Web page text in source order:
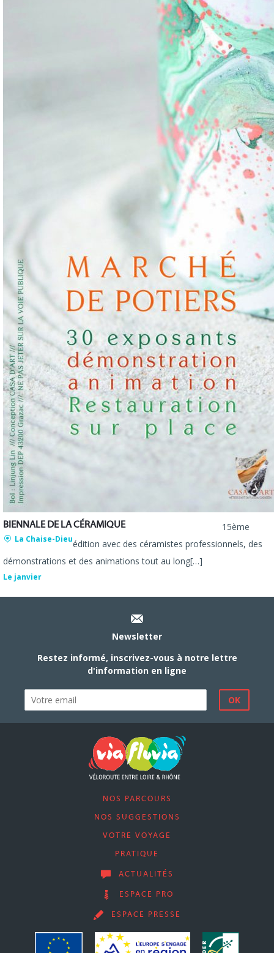
BIENNALE DE LA CÉRAMIQUE
La Chaise-Dieu
15ème
édition avec des céramistes professionnels, des
démonstrations et des animations tout au long[…]
Le janvier
Newsletter
Restez informé, inscrivez-vous à notre lettre
d'information en ligne
NOS PARCOURS
NOS SUGGESTIONS
VOTRE VOYAGE
PRATIQUE
ACTUALITÉS
ESPACE PRO
ESPACE PRESSE